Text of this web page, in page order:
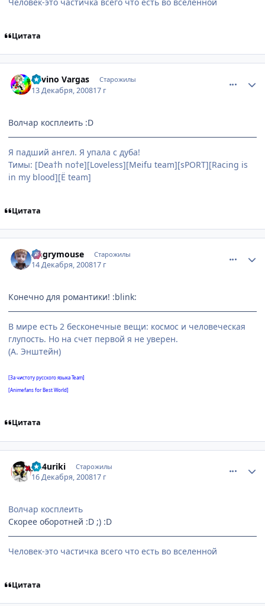
Цитата
Lovino Vargas Старожилы
13 Декабря, 200817 г
Волчар косплеить :D
Я падший ангел. Я упала с дуба!
Тимы: [Dea†h no†e][Loveless][Meifu team][sPORT][Racing is
in my blood][Ё team]
Цитата
Angrymouse Старожилы
14 Декабря, 200817 г
Конечно для романтики! :blink:
В мире есть 2 бесконечные вещи: космос и человеческая
глупость. Но на счет первой я не уверен.
(А. Энштейн)
[За чистоту русского языка Team]
[Animefans for Best World]
Цитата
Jin4uriki Старожилы
16 Декабря, 200817 г
Волчар косплеить
Скорее оборотней :D ;) :D
Человек-это частичка всего что есть во вселенной
Цитата